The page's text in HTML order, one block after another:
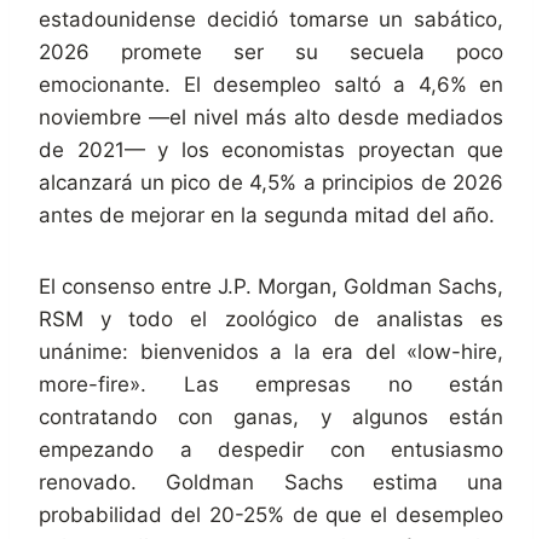
estadounidense decidió tomarse un sabático,
2026 promete ser su secuela poco
emocionante. El desempleo saltó a 4,6% en
noviembre —el nivel más alto desde mediados
de 2021— y los economistas proyectan que
alcanzará un pico de 4,5% a principios de 2026
antes de mejorar en la segunda mitad del año.
El consenso entre J.P. Morgan, Goldman Sachs,
RSM y todo el zoológico de analistas es
unánime: bienvenidos a la era del «low-hire,
more-fire». Las empresas no están
contratando con ganas, y algunos están
empezando a despedir con entusiasmo
renovado. Goldman Sachs estima una
probabilidad del 20-25% de que el desempleo